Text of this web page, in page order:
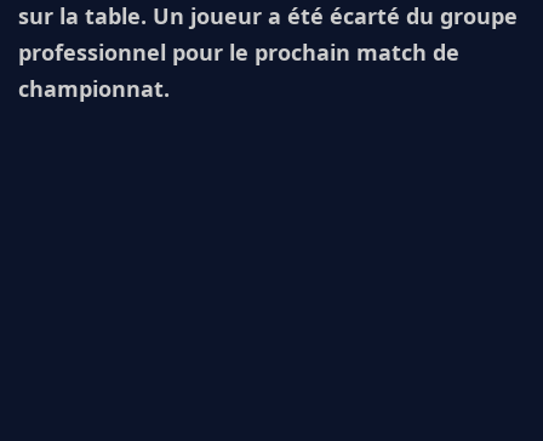
sur la table. Un joueur a été écarté du groupe
professionnel pour le prochain match de
championnat.